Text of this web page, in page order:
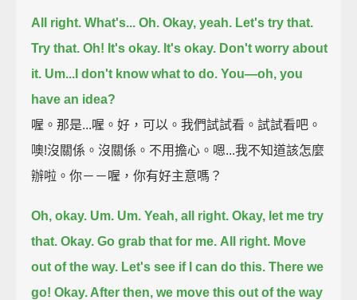
All right. What's... Oh. Okay, yeah. Let's try that.
Try that. Oh! It's okay. It's okay. Don't worry about
it. Um... I don't know what to do. You—oh, you
have an idea?
喔。那是...喔。好，可以。我們試試看。試試看吧。
噢!沒關係。沒關係。不用擔心。嗯...我不知道該怎麼
辦啦。你－－喔，你有好主意嗎？
Oh, okay. Um. Um. Yeah, all right. Okay, let me try
that. Okay. Go grab that for me. All right. Move
out of the way. Let's see if I can do this. There we
go! Okay. After then, we move this out of the way